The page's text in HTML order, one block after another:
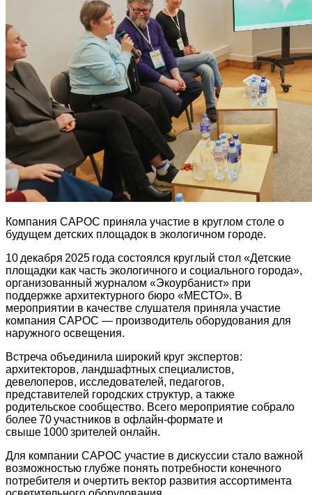
Компания САРОС приняла участие в круглом столе о
будущем детских площадок в экологичном городе.
10 декабря 2025 года состоялся круглый стол «Детские
площадки как часть экологичного и социального города»,
организованный журналом «Экоурбанист» при
поддержке архитектурного бюро «МЕСТО». В
мероприятии в качестве слушателя приняла участие
компания САРОС — производитель оборудования для
наружного освещения.
Встреча объединила широкий круг экспертов:
архитекторов, ландшафтных специалистов,
девелоперов, исследователей, педагогов,
представителей городских структур, а также
родительское сообщество. Всего мероприятие собрало
более 70 участников в офлайн‑формате и
свыше 1000 зрителей онлайн.
Для компании САРОС участие в дискуссии стало важной
возможностью глубже понять потребности конечного
потребителя и очертить вектор развития ассортимента